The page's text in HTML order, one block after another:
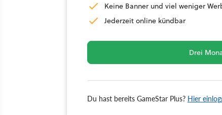
Keine Banner und viel weniger
Jederzeit online kündbar
Drei
Du hast bereits GameStar Plus? Hier